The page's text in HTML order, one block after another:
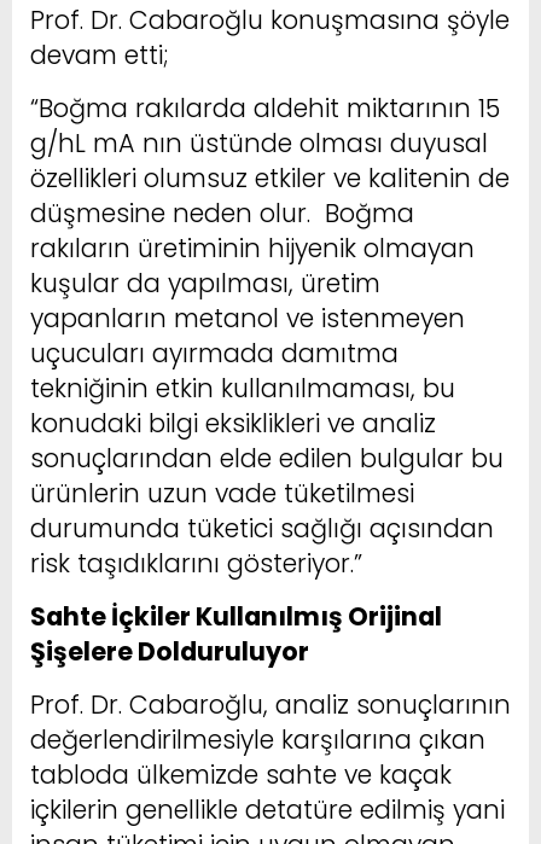
Prof. Dr. Cabaroğlu konuşmasına şöyle
devam etti;
“Boğma rakılarda aldehit miktarının 15
g/hL mA nın üstünde olması duyusal
özellikleri olumsuz etkiler ve kalitenin de
düşmesine neden olur. Boğma
rakıların üretiminin hijyenik olmayan
kuşular da yapılması, üretim
yapanların metanol ve istenmeyen
uçucuları ayırmada damıtma
tekniğinin etkin kullanılmaması, bu
konudaki bilgi eksiklikleri ve analiz
sonuçlarından elde edilen bulgular bu
ürünlerin uzun vade tüketilmesi
durumunda tüketici sağlığı açısından
risk taşıdıklarını gösteriyor.”
Sahte İçkiler Kullanılmış Orijinal
Şişelere Dolduruluyor
Prof. Dr. Cabaroğlu, analiz sonuçlarının
değerlendirilmesiyle karşılarına çıkan
tabloda ülkemizde sahte ve kaçak
içkilerin genellikle detatüre edilmiş yani